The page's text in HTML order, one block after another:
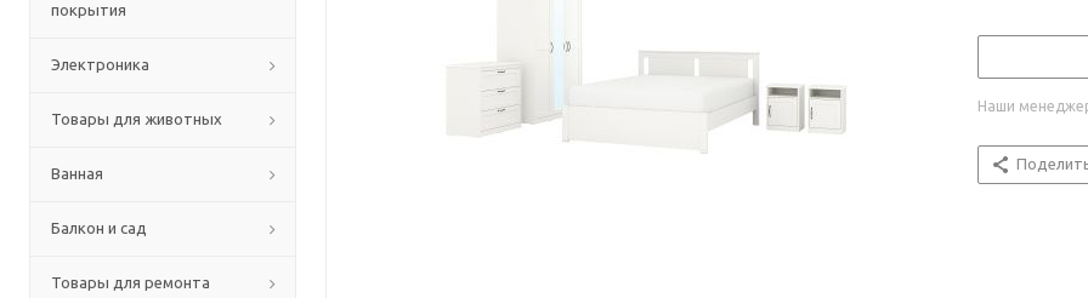
покрытия
Электроника
Товары для животных
Ванная
Балкон и сад
Товары для ремонта
Наши